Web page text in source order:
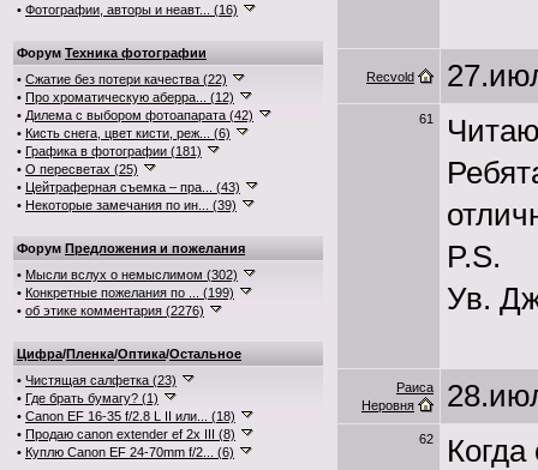
• Фотографии, авторы и неавт... (16)
Форум Техника фотографии
• Сжатие без потери качества (22)
• Про хроматическую аберра... (12)
• Дилема с выбором фотоапарата (42)
• Кисть снега, цвет кисти, реж... (6)
• Графика в фотографии (181)
• О пересветах (25)
• Цейтраферная съемка – пра... (43)
• Некоторые замечания по ин... (39)
Форум Предложения и пожелания
• Мысли вслух о немыслимом (302)
• Конкретные пожелания по ... (199)
• об этике комментария (2276)
Цифра/Пленка/Оптика/Остальное
• Чистящая салфетка (23)
• Где брать бумагу? (1)
• Canon EF 16-35 f/2.8 L II или... (18)
• Продаю canon extender ef 2x III (8)
• Куплю Canon EF 24-70mm f/2... (6)
Recvold
61
P.S.
Ув.
Раиса
Неровня
62